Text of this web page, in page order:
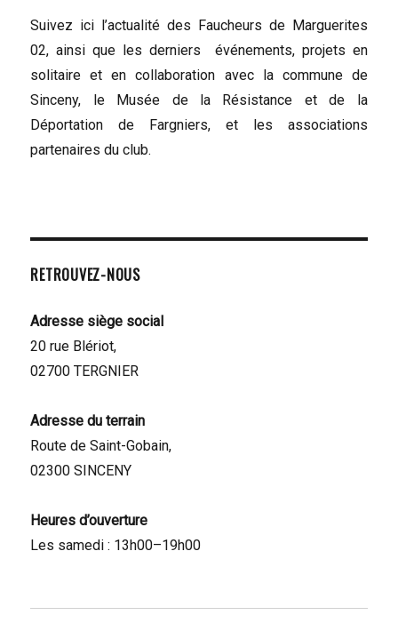
Suivez ici l’actualité des Faucheurs de Marguerites
02, ainsi que les derniers événements, projets en
solitaire et en collaboration avec la commune de
Sinceny, le Musée de la Résistance et de la
Déportation de Fargniers, et les associations
partenaires du club.
RETROUVEZ-NOUS
Adresse siège social
20 rue Blériot,
02700 TERGNIER
Adresse du terrain
Route de Saint-Gobain,
02300 SINCENY
Heures d’ouverture
Les samedi : 13h00–19h00